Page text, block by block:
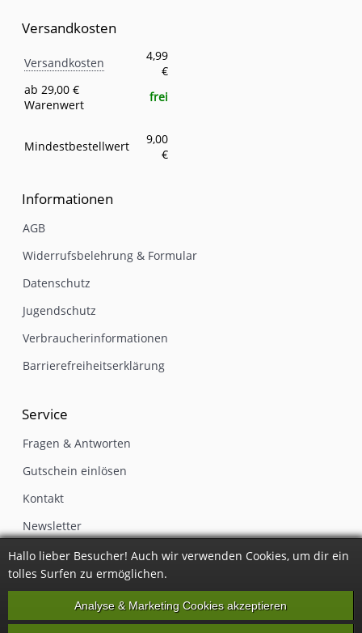
Versandkosten
Eigenschaft
Versandkosten
4,99
€
ab 29,00 €
Warenwert
frei
Mindestbestellwert
9,00
€
Informationen
AGB
Widerrufsbelehrung & Formular
Datenschutz
Jugendschutz
Verbraucherinformationen
Barrierefreiheitserklärung
Service
Fragen & Antworten
Gutschein einlösen
Kontakt
Newsletter
Impressum
Vertrag widerrufen
Hallo lieber Besucher! Auch wir verwenden Cookies, um dir ein
tolles Surfen zu ermöglichen.
Analyse & Marketing Cookies akzeptieren